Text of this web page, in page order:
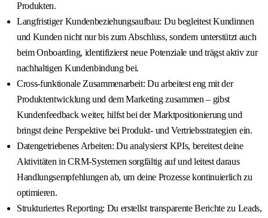
Produkten.
Langfristiger Kundenbeziehungsaufbau: Du begleitest Kundinnen
und Kunden nicht nur bis zum Abschluss, sondern unterstützt auch
beim Onboarding, identifizierst neue Potenziale und trägst aktiv zur
nachhaltigen Kundenbindung bei.
Cross-funktionale Zusammenarbeit: Du arbeitest eng mit der
Produktentwicklung und dem Marketing zusammen – gibst
Kundenfeedback weiter, hilfst bei der Marktpositionierung und
bringst deine Perspektive bei Produkt- und Vertriebsstrategien ein.
Datengetriebenes Arbeiten: Du analysierst KPIs, bereitest deine
Aktivitäten in CRM-Systemen sorgfältig auf und leitest daraus
Handlungsempfehlungen ab, um deine Prozesse kontinuierlich zu
optimieren.
Strukturiertes Reporting: Du erstellst transparente Berichte zu Leads,